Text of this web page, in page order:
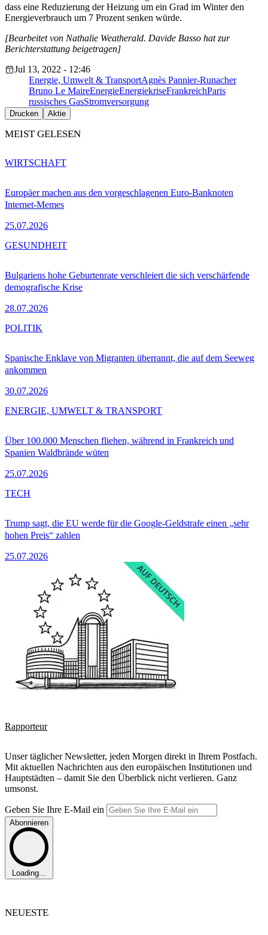
dass eine Reduzierung der Heizung um ein Grad im Winter den
Energieverbrauch um 7 Prozent senken würde.
[Bearbeitet von Nathalie Weatherald. Davide Basso hat zur
Berichterstattung beigetragen]
Jul 13, 2022 - 12:46
Energie, Umwelt & TransportAgnès Pannier-Runacher
Bruno Le MaireEnergieEnergiekriseFrankreichParis
russisches GasStromversorgung
Drucken Aktie
MEIST GELESEN
Europäer machen aus den vorgeschlagenen Euro-Banknoten
Internet-Memes
25.07.2026
WIRTSCHAFT
Bulgariens hohe Geburtenrate verschleiert die sich verschärfende
demografische Krise
28.07.2026
GESUNDHEIT
Spanische Enklave von Migranten überrannt, die auf dem Seeweg
ankommen
30.07.2026
POLITIK
Über 100.000 Menschen fliehen, während in Frankreich und
Spanien Waldbrände wüten
25.07.2026
ENERGIE, UMWELT & TRANSPORT
Trump sagt, die EU werde für die Google-Geldstrafe einen „sehr
hohen Preis“ zahlen
25.07.2026
TECH
Rapporteur
Unser täglicher Newsletter, jeden Morgen direkt in Ihrem Postfach.
Mit aktuellen Nachrichten aus den europäischen Institutionen und
Hauptstädten – damit Sie den Überblick nicht verlieren. Ganz
umsonst.
Geben Sie Ihre E-Mail ein
Abonnieren
Loading...
NEUESTE